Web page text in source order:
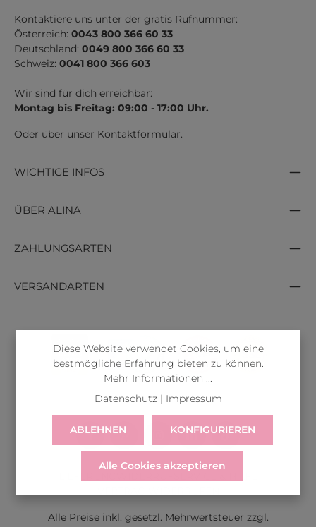
Kontaktiere uns unter der gratis Rufnummer:
Österreich: 0043 800 366 60 33
Deutschland: 0049 800 366 60 33
Schweiz: 0041 800 366 603
Wir sind für dich erreichbar:
Montag bis Freitag: 09:00 - 17:00 Uhr.
Oder über unser Kontaktformular.
WICHTIGE INFOS
ÜBER ALINA
ZAHLUNGSARTEN
VERSANDARTEN
Alle Preise inkl. gesetzl. Mehrwertsteuer zzgl.
Diese Website verwendet Cookies, um eine
bestmögliche Erfahrung bieten zu können.
Mehr Informationen ...
Datenschutz| Impressum
ABLEHNEN KONFIGURIEREN
Alle Cookies akzeptieren